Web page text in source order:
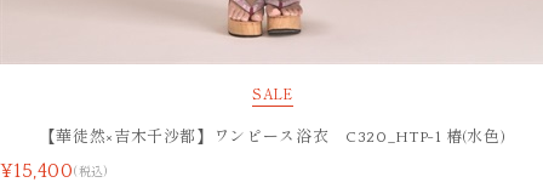
SALE
【華徒然×吉木千沙都】ワンピース浴衣 C320_HTP-1 椿(水色)
¥15,400(税込)